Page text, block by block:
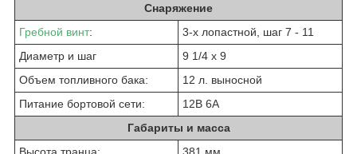
Снаряжение
Гребной винт:
3-х лопастной, шаг 7 - 11
Диаметр и шаг
9 1/4 x 9
Объем топливного бака:
12 л. выносной
Питание бортовой сети:
12В 6А
Габариты и масса
Высота транца:
381 мм